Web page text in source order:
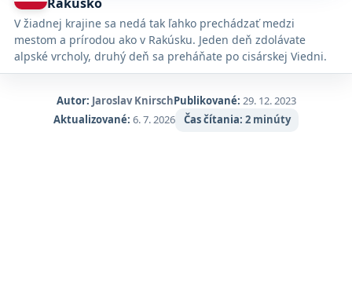
Google
Maps.
V žiadnej krajine sa nedá tak ľahko prechádzať medzi
mestom a prírodou ako v Rakúsku. Jeden deň zdolávate
alpské vrcholy, druhý deň sa preháňate po cisárskej Viedni.
Autor: Jaroslav KnirschPublikované: 29. 12. 2023
Aktualizované: 6. 7. 2026 Čas čítania: 2 minúty